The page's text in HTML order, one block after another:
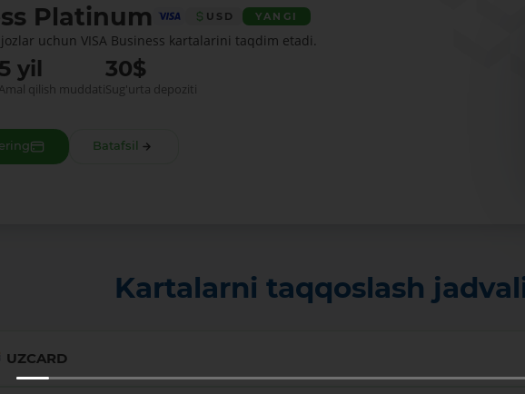
Platinum USD YANGI
uchun VISA Business kartalarini taqdim etadi.
5 yil
Amal qilish muddati
30$
Sug'urta depoziti
Batafsil
Kartalarni taqqoslash
UZCARD